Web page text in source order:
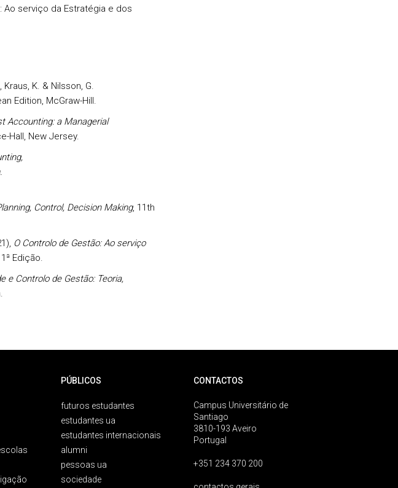
Ao serviço da Estratégia e dos
Kraus, K. & Nilsson, G.
Edition, McGraw-Hill.
Accounting: a Managerial
Hall, New Jersey.
,
, Control, Decision Making, 11th
O Controlo de Gestão: Ao serviço
Edição.
e Controlo de Gestão: Teoria,
PÚBLICOS
futuros estudantes
estudantes ua
estudantes internacionais
alumni
pessoas ua
sociedade
CONTACTOS
Campus Universitário de
Santiago
3810-193 Aveiro
Portugal
+351 234 370 200